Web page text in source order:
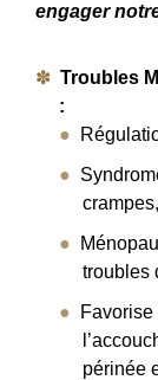
engager
Troubles
:
troubles
périnée